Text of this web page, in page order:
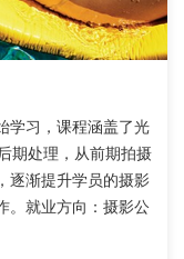
学习，课程涵盖了光
期处理，从前期拍摄
逐渐提升学员的摄影
。就业方向：摄影公